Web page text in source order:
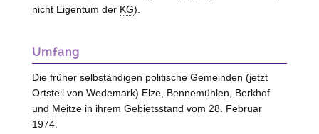
nicht Eigentum der KG).
Umfang
Die früher selbständigen politische Gemeinden (jetzt
Ortsteil von Wedemark) Elze, Bennemühlen, Berkhof
und Meitze in ihrem Gebietsstand vom 28. Februar
1974.